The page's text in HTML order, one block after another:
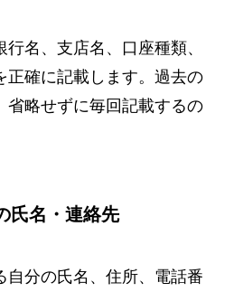
名、支店名、口座種類、
正確に記載します。過去の
省略せずに毎回記載するの
氏名・連絡先
自分の氏名、住所、電話番